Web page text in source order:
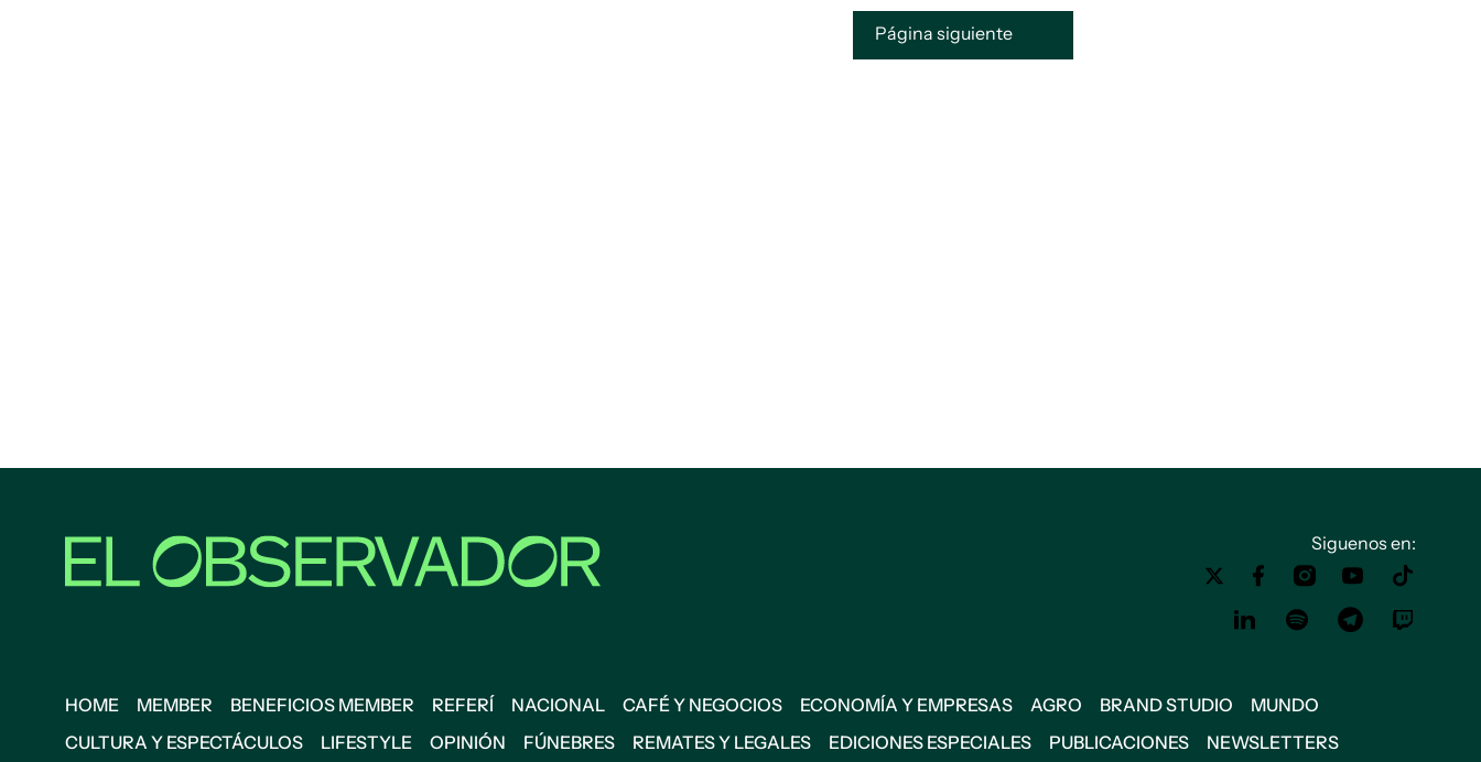
Página siguiente
Siguenos en:
HOME MEMBER BENEFICIOS MEMBER REFERÍ NACIONAL CAFÉ Y NEGOCIOS ECONOMÍA Y EMPRESAS AGRO BRAND STUDIO
MUNDO
CULTURA Y ESPECTÁCULOS
LIFESTYLE OPINIÓN FÚNEBRES REMATES Y LEGALES EDICIONES ESPECIALES PUBLICACIONES NEWSLETTERS